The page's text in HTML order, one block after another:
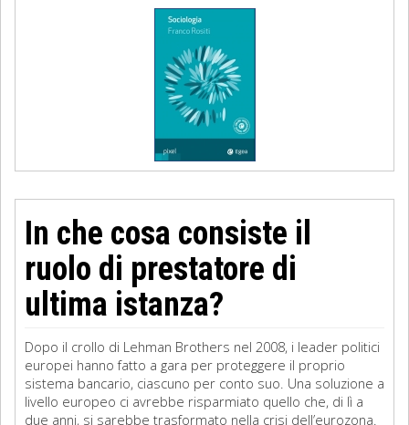
In che cosa consiste il
ruolo di prestatore di
ultima istanza?
Dopo il crollo di Lehman Brothers nel 2008, i leader politici
europei hanno fatto a gara per proteggere il proprio
sistema bancario, ciascuno per conto suo. Una soluzione a
livello europeo ci avrebbe risparmiato quello che, di lì a
due anni, si sarebbe trasformato nella crisi dell’eurozona.